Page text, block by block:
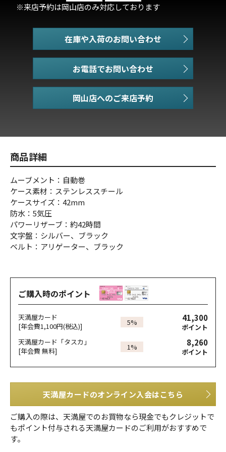
※来店予約は岡山店のみ対応しております
在庫や入荷のお問い合わせ
お電話でお問い合わせ
商品詳細
ムーブメント：自動巻
ケース素材：ステンレススチール
ケースサイズ：42mm
防水：5気圧
パワーリザーブ：約42時間
文字盤：シルバー、ブラック
ベルト：アリゲーター、ブラック
ご購入時のポイント
天満屋カード
[年会費1,100円(税込)]
5% 41,300
ポイント
天満屋カード「タスカ」
[年会費 無料]
1% 8,260
ポイント
天満屋カードのオンライン入会はこちら
ご購入の際は、天満屋でのお買物なら現金でもクレジットで
もポイント付与される天満屋カードのご利用がおすすめで
す。